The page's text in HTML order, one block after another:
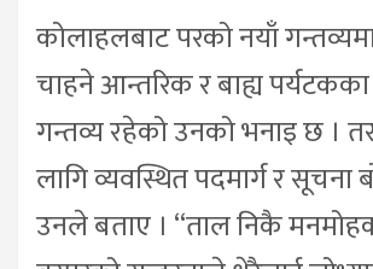
कोलाहलबाट परको नयाँ गन्तव्यमा
चाहने आन्तरिक र बाह्य पर्यटकका
गन्तव्य रहेको उनको भनाइ छ ।
लागि व्यवस्थित पदमार्ग र सूचना
उनले बताए । “ताल निकै